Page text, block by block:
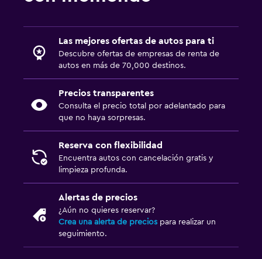
Las mejores ofertas de autos para ti
Descubre ofertas de empresas de renta de
autos en más de 70,000 destinos.
Precios transparentes
Consulta el precio total por adelantado para
que no haya sorpresas.
Reserva con flexibilidad
Encuentra autos con cancelación gratis y
limpieza profunda.
Alertas de precios
¿Aún no quieres reservar?
Crea una alerta de precios para realizar un
seguimiento.